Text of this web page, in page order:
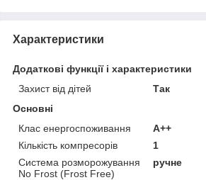
Характеристики
Додаткові функції і характеристики
Захист від дітей
Так
Основні
Клас енергоспоживання
A++
Кількість компресорів
1
Система розморожування
No Frost (Frost Free)
ручне